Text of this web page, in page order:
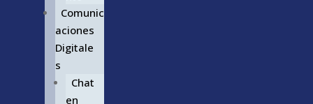
Comunic
aciones
Digitale
s
Chat
en